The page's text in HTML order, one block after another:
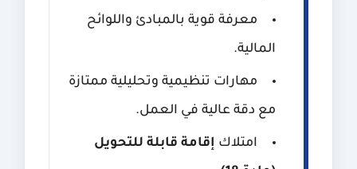
معرفة قوية بالمبادئ واللوائح
المالية.
مهارات تنظيمية وتحليلية ممتازة
مع دقة عالية في العمل.
امتلاك إقامة قابلة للتحويل